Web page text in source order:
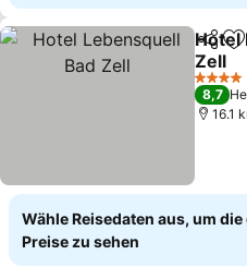
Teilen
Hotel
Zell
4 Sterne
8,7
16.1
Wähle Reisedaten aus, um die
Preise zu sehen